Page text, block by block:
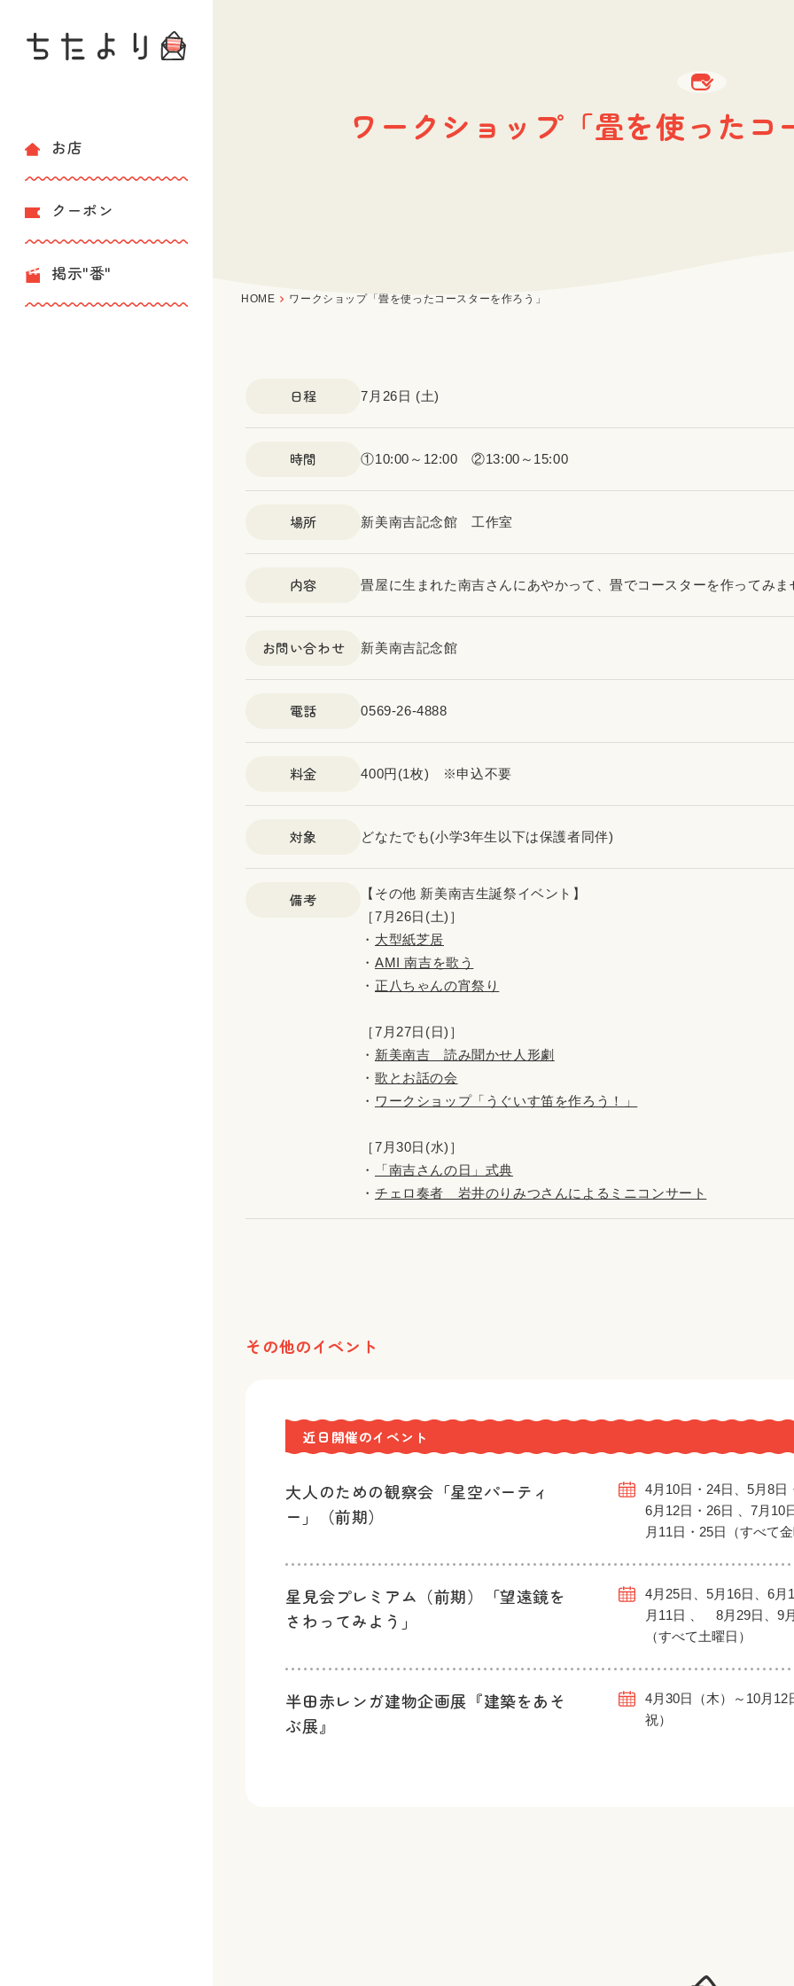
お店
クーポン
掲示"番"
ワークショップ「畳を使った
HOME ワークショップ「畳を使ったコースターを作ろう」
日程 7月26日 (土)
時間 ①10:00～12:00 ②13:00～15:00
場所 新美南吉記念館 工作室
内容 畳屋に生まれた南吉さんにあやかって、畳でコースターを作ってみま
お問い合わせ 新美南吉記念館
電話 0569-26-4888
料金 400円(1枚) ※申込不要
対象 どなたでも(小学3年生以下は保護者同伴)
備考
【その他 新美南吉生誕祭イベント】
［7月26日(土)］
・ 大型紙芝居
・ AMI 南吉を歌う
・ 正八ちゃんの宵祭り
［7月27日(日)］
・ 新美南吉 読み聞かせ人形劇
・ 歌とお話の会
・ ワークショップ「うぐいす笛を作ろう！」
［7月30日(水)］
・
「南吉さんの日」式典
・ チェロ奏者 岩井のりみつさんによるミニコンサート
その他のイベント
近日開催のイベント
大人のための観察会「星空パーティ
ー」（前期）
4月10日・24日、5月8日
6月12日・26日 、7月
月11日・25日（すべて
星見会プレミアム（前期）「望遠鏡を
さわってみよう」
4月25日、5月16日、6月
月11日 、 8月29日、9
（すべて土曜日）
半田赤レンガ建物企画展『建築をあそ
ぶ展』
4月30日（木）～10月12
祝）